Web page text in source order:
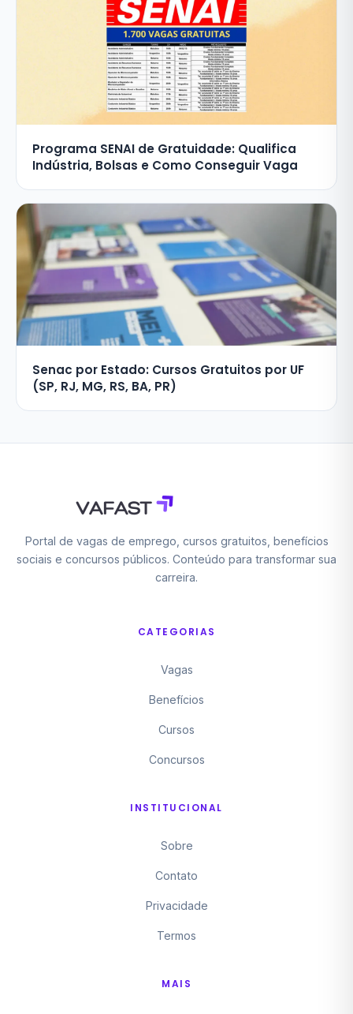
Programa SENAI de Gratuidade: Qualifica
Indústria, Bolsas e Como Conseguir Vaga
Senac por Estado: Cursos Gratuitos por UF
(SP, RJ, MG, RS, BA, PR)
Portal de vagas de emprego, cursos gratuitos, benefícios
sociais e concursos públicos. Conteúdo para transformar sua
carreira.
CATEGORIAS
Vagas
Benefícios
Cursos
Concursos
INSTITUCIONAL
Sobre
Contato
Privacidade
Termos
MAIS